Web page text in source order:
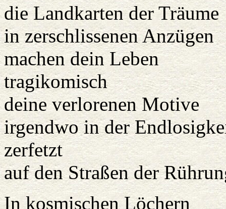
die Landkarten der Träume
in zerschlissenen Anzügen
machen dein Leben
tragikomisch
deine verlorenen Motive
irgendwo in der
zerfetzt
auf den Straßen der
In kosmischen Löchern